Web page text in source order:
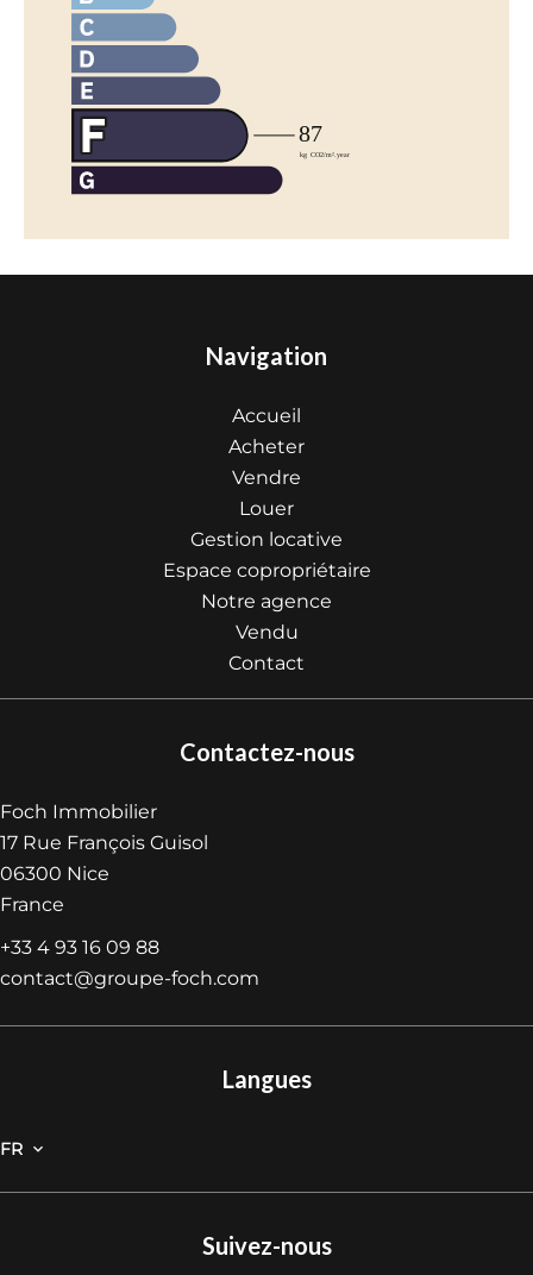
Navigation
Accueil
Acheter
Vendre
Louer
Gestion locative
Espace copropriétaire
Notre agence
Vendu
Contact
Contactez-nous
Foch Immobilier
17 Rue François Guisol
06300 Nice
France
+33 4 93 16 09 88
contact@groupe-foch.com
Langues
FR
Suivez-nous